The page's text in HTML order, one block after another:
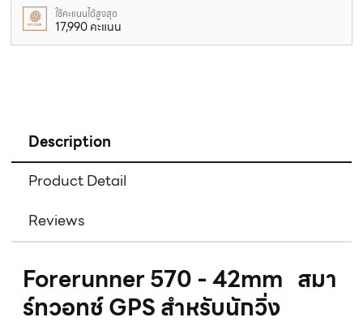
ใช้คะแนนได้สูงสุด
17,990 คะแนน
Description
Product Detail
Reviews
Forerunner 570 - 42mm สมา
ร์ทวอทช์ GPS สำหรับนักวิ่ง